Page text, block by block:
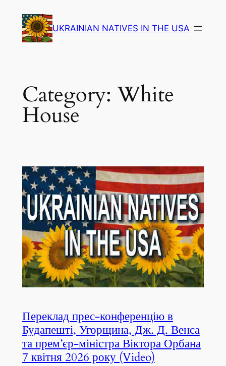
content
UKRAINIAN NATIVES IN THE USA
Category:White
House
Переклад прес-конференцію в
Будапешті, Угорщина, Дж. Д. Венса
та прем’єр-міністра Віктора Орбана
7 квітня 2026 року (Video)